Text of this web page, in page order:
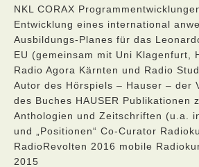
NKL CORAX
Entwicklung eines international
Ausbildungs-Planes für das
EU (gemeinsam mit Uni Klagenfurt,
Radio Agora Kärnten und Radio
Autor des Hörspiels – Hauser – der
des Buches HAUSER Publikationen
Anthologien und Zeitschriften (u.a.
und „Positionen“ Co-Curator
RadioRevolten 2016 mobile
2015